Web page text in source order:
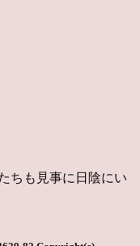
（片水）
ちも見事に日陰にい